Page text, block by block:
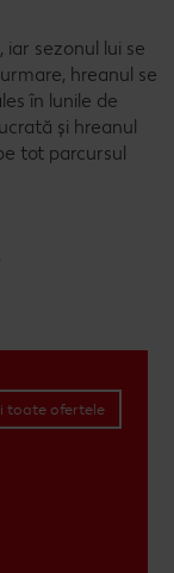
sezonul lui se
hreanul se
în lunile de
și hreanul
tot parcursul
toate ofertele